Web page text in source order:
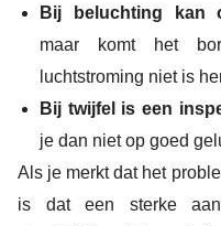
Bij beluchting kan
maar komt het
luchtstroming niet is
Bij twijfel is een
je dan niet op goed
Als je merkt dat het
is dat een sterke